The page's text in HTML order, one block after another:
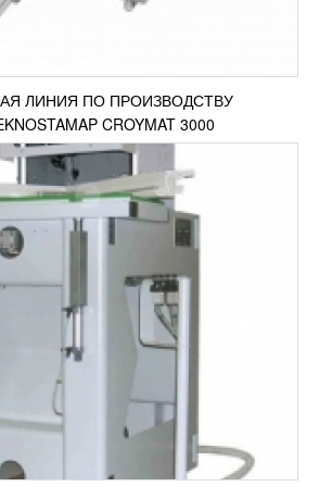
ЛИНИЯ ПО ПРОИЗВОДСТВУ
CROYMAT 3000
СТАНЦИЯ COMALL JOB
станция Comall JOB 1100
собой многофункциональный,
для отделки готовой створки